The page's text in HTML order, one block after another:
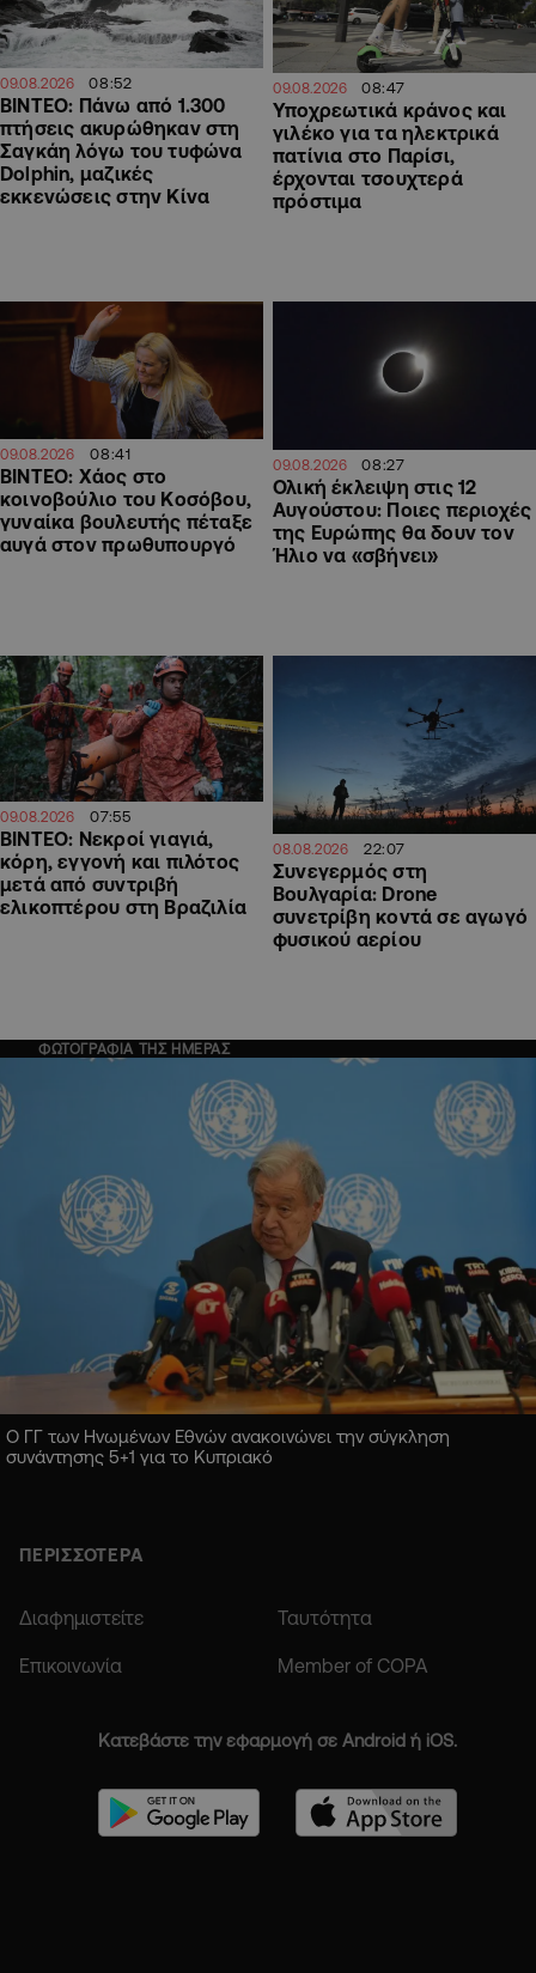
09.08.2026 08:52
ΒΙΝΤΕΟ: Πάνω από 1.300
πτήσεις ακυρώθηκαν στη
Σαγκάη λόγω του τυφώνα
Dolphin, μαζικές
εκκενώσεις στην Κίνα
09.08.2026 08:47
Υποχρεωτικά κράνος και
γιλέκο για τα ηλεκτρικά
πατίνια στο Παρίσι,
έρχονται τσουχτερά
πρόστιμα
09.08.2026 08:41
ΒΙΝΤΕΟ: Χάος στο
κοινοβούλιο του Κοσόβου,
γυναίκα βουλευτής πέταξε
αυγά στον πρωθυπουργό
09.08.2026 08:27
Ολική έκλειψη στις 12
Αυγούστου: Ποιες περιοχές
της Ευρώπης θα δουν τον
Ήλιο να «σβήνει»
09.08.2026 07:55
ΒΙΝΤΕΟ: Νεκροί γιαγιά,
κόρη, εγγονή και πιλότος
μετά από συντριβή
ελικοπτέρου στη Βραζιλία
08.08.2026 22:07
Συνεγερμός στη
Βουλγαρία: Drone
συνετρίβη κοντά σε αγωγό
φυσικού αερίου
ΦΩΤΟΓΡΑΦΙΑ ΤΗΣ ΗΜΕΡΑΣ
Ο ΓΓ των Ηνωμένων Εθνών ανακοινώνει την σύγκληση
συνάντησης 5+1 για το Κυπριακό
ΠΕΡΙΣΣΟΤΕΡΑ
Διαφημιστείτε Ταυτότητα
Επικοινωνία Member of COPA
Κατεβάστε την εφαρμογή σε Android ή iOS.